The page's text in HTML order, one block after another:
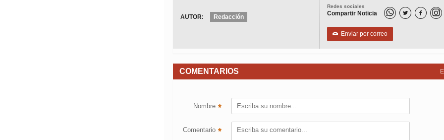
Redes sociales
Compartir Noticia  
✉ Enviar por correo
AUTOR: Redacción
COMENTARIOS
Nombre *
Comentario *